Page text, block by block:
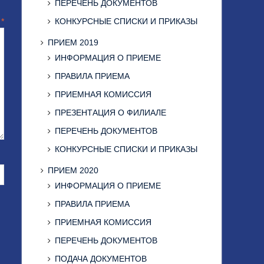
*
ПЕРЕЧЕНЬ ДОКУМЕНТОВ
КОНКУРСНЫЕ СПИСКИ И ПРИКАЗЫ
ПРИЕМ 2019
ИНФОРМАЦИЯ О ПРИЕМЕ
ПРАВИЛА ПРИЕМА
ПРИЕМНАЯ КОМИССИЯ
ПРЕЗЕНТАЦИЯ О ФИЛИАЛЕ
ПЕРЕЧЕНЬ ДОКУМЕНТОВ
КОНКУРСНЫЕ СПИСКИ И ПРИКАЗЫ
ПРИЕМ 2020
ИНФОРМАЦИЯ О ПРИЕМЕ
ПРАВИЛА ПРИЕМА
ПРИЕМНАЯ КОМИССИЯ
ПЕРЕЧЕНЬ ДОКУМЕНТОВ
ПОДАЧА ДОКУМЕНТОВ